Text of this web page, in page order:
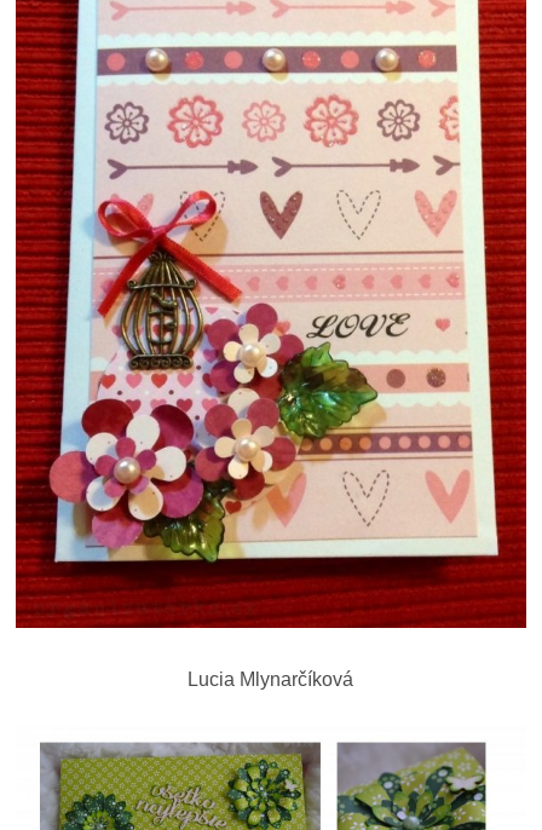
Lucia Mlynarčíková